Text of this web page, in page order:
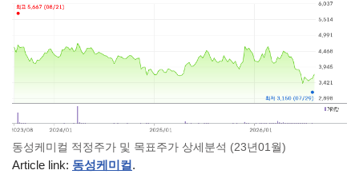
동성케미컬 적정주가 및 목표주가 상세분석 (23년01월)
Article link: 동성케미컬.